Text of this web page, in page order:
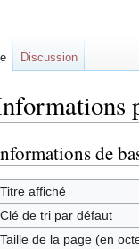
la
navigation
la
recherche
de
Titre affiché
Clé de tri par défaut
Taille de la page (en
Discussion